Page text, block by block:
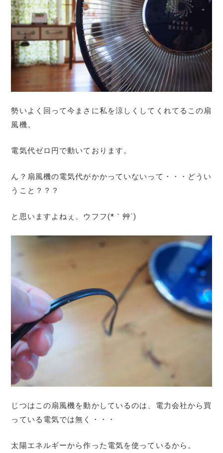
勢いよく回って今まさに私を涼しくしてくれてるこの扇
風機。
電気代ゼロ円で動いております。
ん？扇風機の電気代がかかっていないって・・・どうい
うこと？？？
と思いますよねぇ、ウフフ(*｀艸´)
じつはこの扇風機を動かしているのは、電力会社から買
っている電気では無く・・・
太陽エネルギーから作った電気を使っているから。